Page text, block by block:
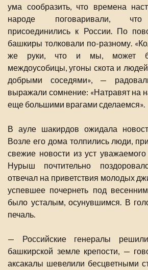
ума сообразить, что времена
народе поговаривали, что
присоединились к России. По
башкиры толковали по-разному.
же руки, что и мы, может
междоусобицы, угоны скота и
добрыми соседями», —
выражали сомнение: «Натравят на
еще большими врагами сделаемся».
В ауле шакирдов ожидала
Возле его дома толпились люди,
свежие новости из уст
Нурыш почтительно
отвечал на приветствия молодых
успевшее почернеть под
было усталым, осунувшимся. В
печаль.
— Российские генералы
башкирской земле крепости, —
аксакалы шевелили бесцветными